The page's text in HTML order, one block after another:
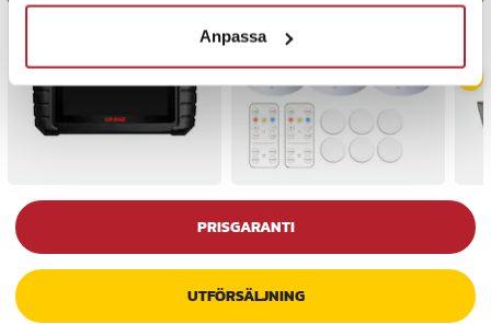
Anpassa
PRISGARANTI
UTFÖRSÄLJNING